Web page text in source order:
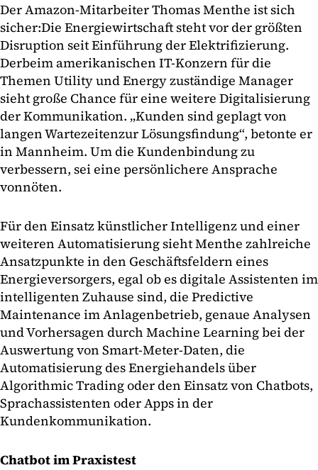
Der Amazon-Mitarbeiter Thomas Menthe ist sich
sicher:Die Energiewirtschaft steht vor der größten
Disruption seit Einführung der Elektrifizierung.
Derbeim amerikanischen IT-Konzern für die
Themen Utility und Energy zuständige Manager
sieht große Chance für eine weitere Digitalisierung
der Kommunikation. „Kunden sind geplagt von
langen Wartezeitenzur Lösungsfindung“, betonte er
in Mannheim. Um die Kundenbindung zu
verbessern, sei eine persönlichere Ansprache
vonnöten.
Für den Einsatz künstlicher Intelligenz und einer
weiteren Automatisierung sieht Menthe zahlreiche
Ansatzpunkte in den Geschäftsfeldern eines
Energieversorgers, egal ob es digitale Assistenten im
intelligenten Zuhause sind, die Predictive
Maintenance im Anlagenbetrieb, genaue Analysen
und Vorhersagen durch Machine Learning bei der
Auswertung von Smart-Meter-Daten, die
Automatisierung des Energiehandels über
Algorithmic Trading oder den Einsatz von Chatbots,
Sprachassistenten oder Apps in der
Kundenkommunikation.
Chatbot im Praxistest